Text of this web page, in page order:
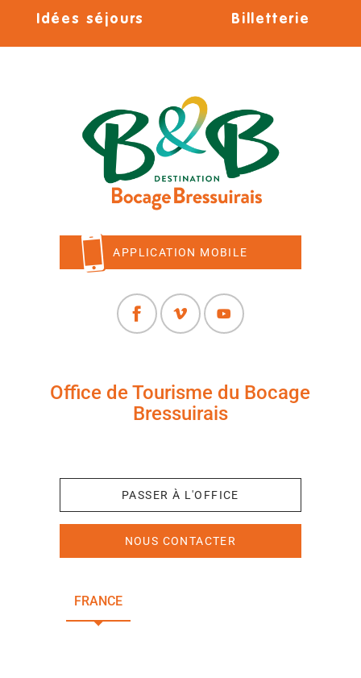
Idées séjours Billetterie
APPLICATION MOBILE
Office de Tourisme du Bocage
Bressuirais
PASSER À L'OFFICE
NOUS CONTACTER
FRANCE